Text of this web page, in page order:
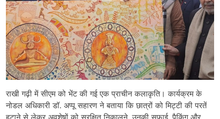
राखी गढ़ी में सीएम को भेंट की गई एक प्राचीन कलाकृति। कार्यक्रम के
नोडल अधिकारी डॉ. अप्पू सहारण ने बताया कि छात्रों को मिट्टी की परतें
हटाने से लेकर अवशेषों को सुरक्षित निकालने, उनकी सफाई, पैकिंग और